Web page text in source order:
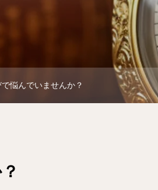
悩んでいませんか？